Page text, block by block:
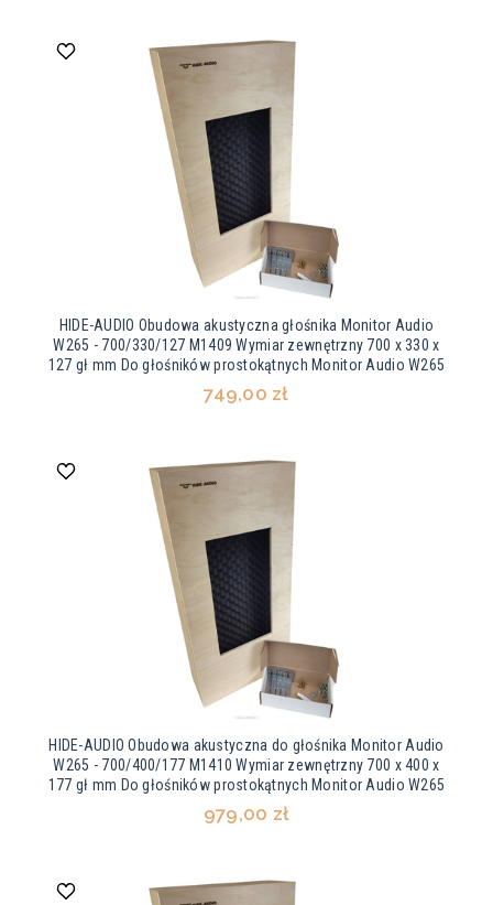
HIDE-AUDIO Obudowa akustyczna głośnika Monitor Audio
W265 - 700/330/127 M1409 Wymiar zewnętrzny 700 x 330 x
127 gł mm Do głośników prostokątnych Monitor Audio W265
749,00 zł
HIDE-AUDIO Obudowa akustyczna do głośnika Monitor Audio
W265 - 700/400/177 M1410 Wymiar zewnętrzny 700 x 400 x
177 gł mm Do głośników prostokątnych Monitor Audio W265
979,00 zł